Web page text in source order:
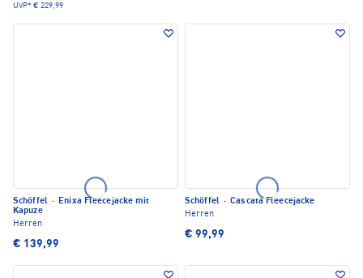
UVP* € 229,99
Schöffel · Enixa Fleecejacke mit
Kapuze
Herren
€ 139,99
Schöffel · Cascata Fleecejacke
Herren
€ 99,99